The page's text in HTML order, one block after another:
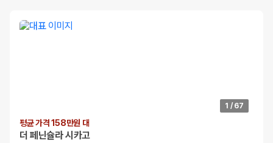
1 / 67
평균 가격 158만원 대
더 페닌슐라 시카고